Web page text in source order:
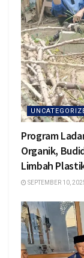
Program
Organik,
Limbah
SEPTEMBER 10,